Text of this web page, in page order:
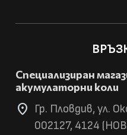
Специализиран
акумулаторни коли
location_on
Гр. Пловдив, ул.
002127, 4124